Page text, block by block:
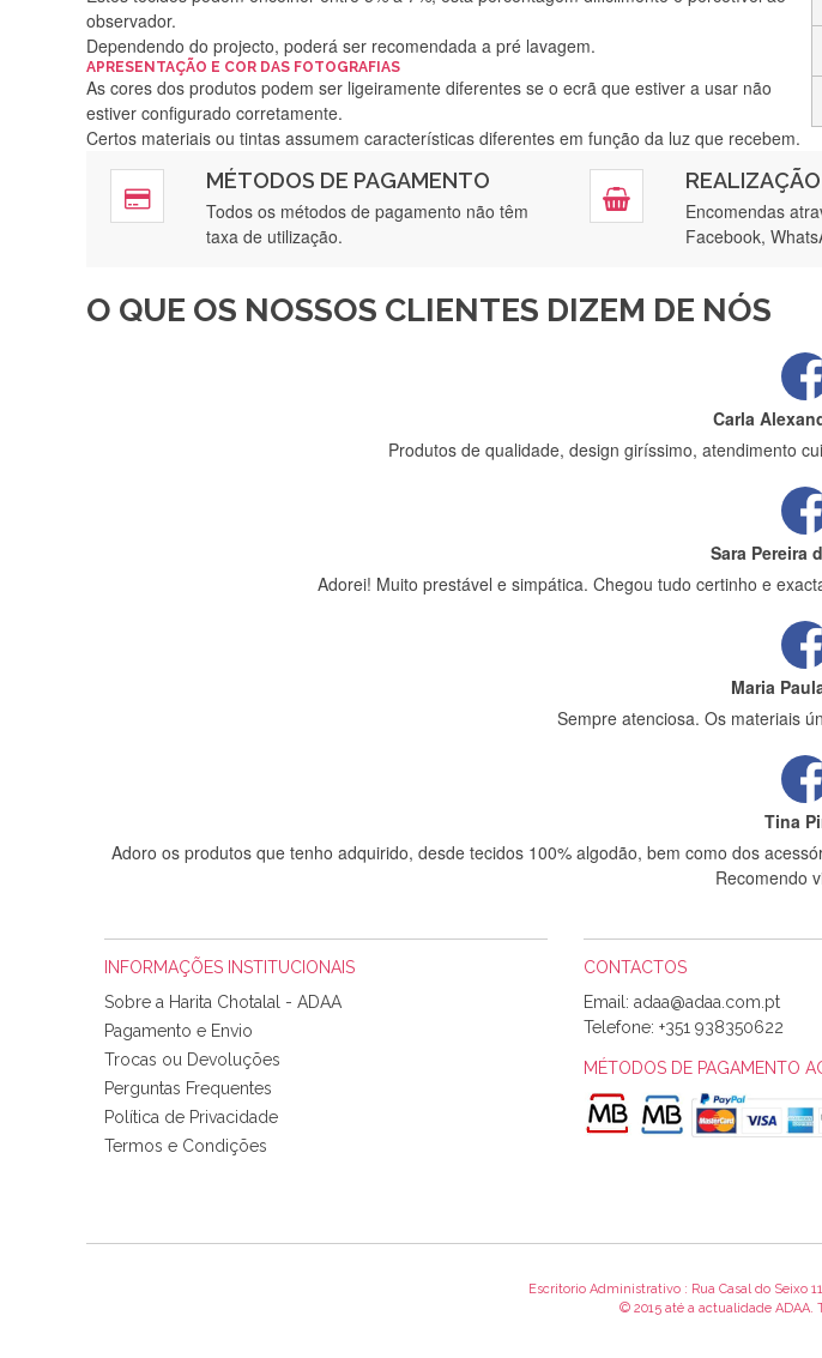
observador.
Dependendo do projecto, poderá ser recomendada a pré lavagem.
APRESENTAÇÃO E COR DAS FOTOGRAFIAS
As cores dos produtos podem ser ligeiramente diferentes se o ecrã que estiver a usar não
estiver configurado corretamente.
Certos materiais ou tintas assumem características diferentes em função da luz que recebem.
MÉTODOS DE PAGAMENTO
Todos os métodos de pagamento não têm
taxa de utilização.
Encomendas
Facebook,
O QUE OS NOSSOS CLIENTES DIZEM DE NÓS
Gostei ,Serviço
Filipa
Rápido, atendimento 5*. Hoje chegará a
Recebi a minha encomenda, rápida entrega e vinha muito bem
Carla
Produtos de qualidade, design giríssimo, atendimento
Sara Pereira
Adorei! Muito prestável e simpática. Chegou tudo certinho e
Maria
Sempre atenciosa. Os materiais
Tina
Adoro os produtos que tenho adquirido, desde tecidos 100% algodão, bem como dos
Recomendo
Sílvia Maria
Informo que recebi hoje a
Rosa
Tudo chegou em condições, pois os produtos vieram muito bem acondicionados. Estou
padrão e cores muito bonitas e a execução está perfeitíssima. Futuramente penso
Alexandra
INFORMAÇÕES INSTITUCIONAIS
Sobre a Harita Chotalal - ADAA
Pagamento e Envio
Trocas ou Devoluções
Perguntas Frequentes
Política de Privacidade
Termos e Condições
CONTACTOS
Email:
Telefone: +351 938350622
MÉTODOS DE PAGAMENTO
Escritorio Administrativo : Rua Casal do Seixo
© 2015 até a actualidade ADAA.